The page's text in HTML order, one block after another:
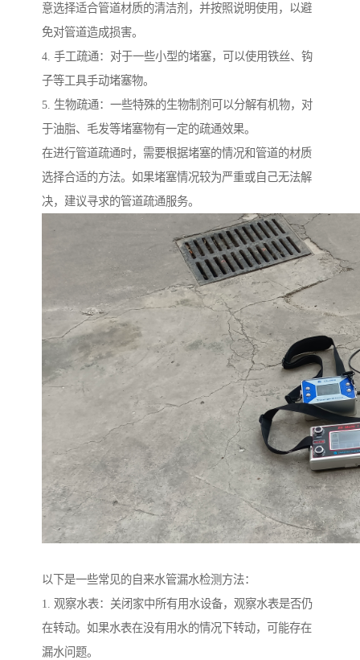
意选择适合管道材质的清洁剂，并按照说明使用，以避
免对管道造成损害。
4. 手工疏通：对于一些小型的堵塞，可以使用铁丝、钩
子等工具手动堵塞物。
5. 生物疏通：一些特殊的生物制剂可以分解有机物，对
于油脂、毛发等堵塞物有一定的疏通效果。
在进行管道疏通时，需要根据堵塞的情况和管道的材质
选择合适的方法。如果堵塞情况较为严重或自己无法解
决，建议寻求的管道疏通服务。
以下是一些常见的自来水管漏水检测方法：
1. 观察水表：关闭家中所有用水设备，观察水表是否仍
在转动。如果水表在没有用水的情况下转动，可能存在
漏水问题。